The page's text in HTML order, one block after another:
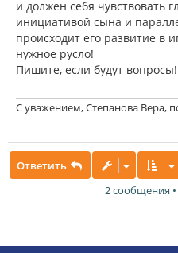
и должен себя чувствовать
инициативой сына и
происходит его развитие в
нужное русло!
Пишите, если будут вопросы!
С уважением, Степанова Вера,
Ответить
2 сообщения